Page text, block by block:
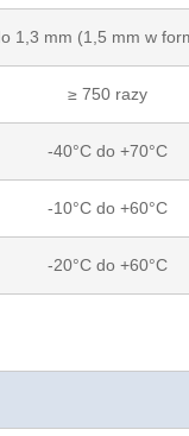
1,3 mm (1,5 mm w
≥ 750 razy
-40°C do +70°C
-10°C do +60°C
-20°C do +60°C